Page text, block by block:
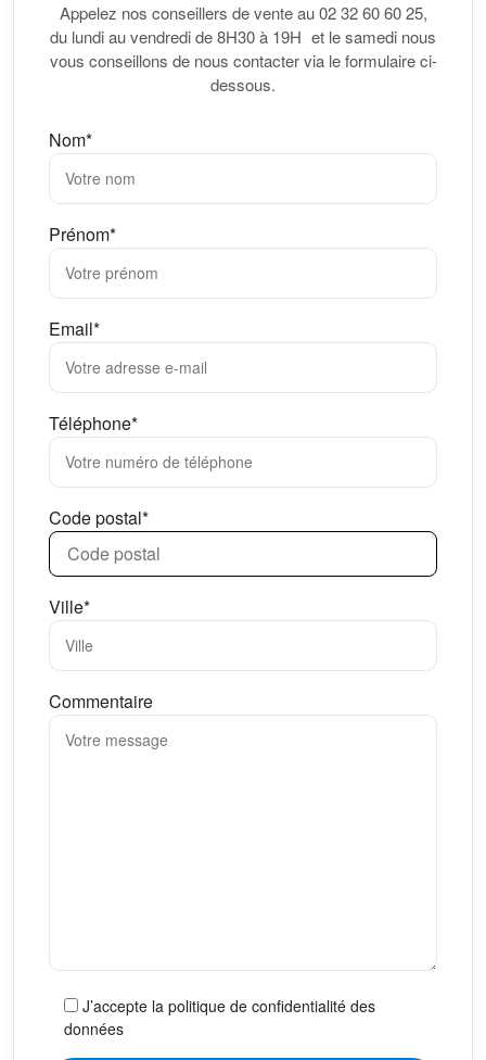
Appelez nos conseillers de vente au 02 32 60 60 25,
du lundi au vendredi de 8H30 à 19H et le samedi nous
vous conseillons de nous contacter via le formulaire ci-
dessous.
Nom*
Prénom*
Email*
Téléphone*
Code postal*
Ville*
Commentaire
J’accepte la politique de confidentialité des
données